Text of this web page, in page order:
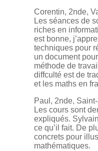
Corentin, 2nde,
Les séances de
riches en
est bonne,
techniques pour
un document
méthode de
diffculté est de
et les maths en
Paul, 2nde,
Les cours sont
expliqués.
ce qu’il fait. De
concrets pour
mathématiques.